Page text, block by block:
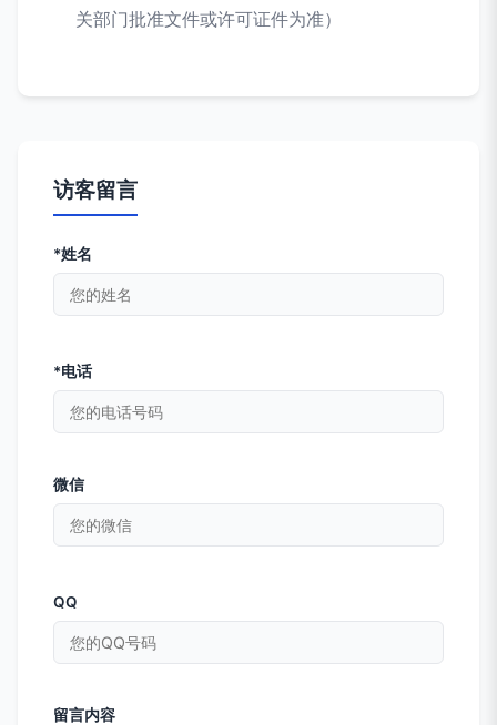
关部门批准文件或许可证件为准）
访客留言
*姓名
*电话
微信
QQ
留言内容